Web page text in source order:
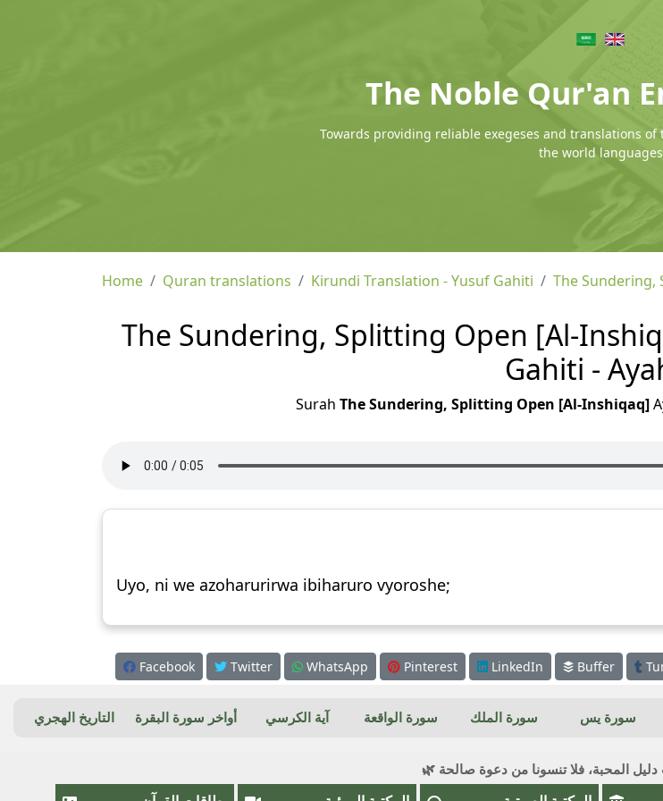
The Noble Qur'an
Towards providing reliable exegeses and translations
the world languages
Home Quran translations Kirundi Translation - Yusuf Gahiti The Sundering,
The Sundering, Splitting Open [Al-
Gahiti -
Surah The Sundering, Splitting Open [Al-Inshiqaq]
Uyo, ni we azoharurirwa ibiharuro vyoroshe;
Facebook Twitter WhatsApp Pinterest LinkedIn Buffer
سورة يس سورة الملك سورة الواقعة آية الكرسي أواخر سورة البقرة التاريخ الهجري
دليل المحبة، فلا تنسونا من دعوة صالحة 🌿